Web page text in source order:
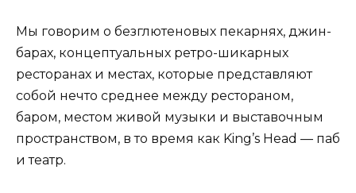
Мы говорим о безглютеновых пекарнях, джин-
барах, концептуальных ретро-шикарных
ресторанах и местах, которые представляют
собой нечто среднее между рестораном,
баром, местом живой музыки и выставочным
пространством, в то время как King’s Head — паб
и театр.